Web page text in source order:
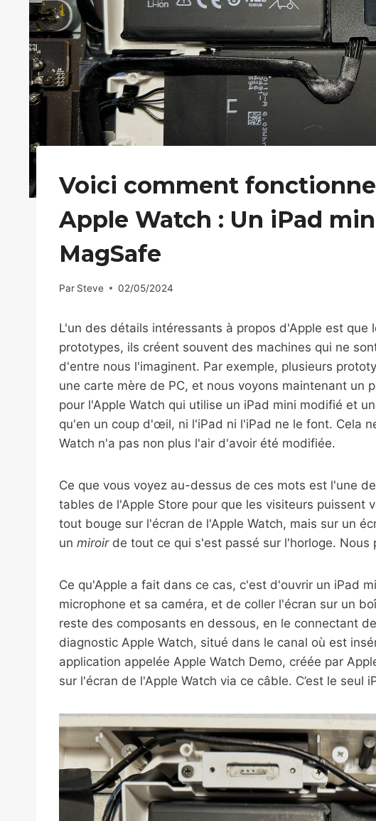
Voici comment
Apple Watch : Un iPad
MagSafe
Par Steve 02/05/2024
L'un des détails intéressants à propos d'Apple est que
prototypes, ils créent souvent des machines qui ne
d'entre nous l'imaginent. Par exemple, plusieurs
une carte mère de PC, et nous voyons maintenant un
pour l'Apple Watch qui utilise un iPad mini modifié et
qu'en un coup d'œil, ni l'iPad ni l'iPad ne le font. Cela
Watch n'a pas non plus l'air d'avoir été modifiée.
Ce que vous voyez au-dessus de ces mots est l'une
tables de l'Apple Store pour que les visiteurs puissent
tout bouge sur l'écran de l'Apple Watch, mais sur un
un miroirde tout ce qui s'est passé sur l'horloge. Nous
Ce qu'Apple a fait dans ce cas, c'est d'ouvrir un iPad
microphone et sa caméra, et de coller l'écran sur un
reste des composants en dessous, en le connectant
diagnostic Apple Watch, situé dans le canal où est
application appelée Apple Watch Demo, créée par
sur l'écran de l'Apple Watch via ce câble. C’est le seul